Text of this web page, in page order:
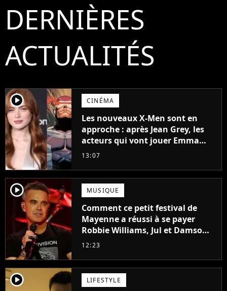
DERNIÈRES
ACTUALITÉS
player2 CINÉMA
Les nouveaux X-Men sont en
approche : après Jean Grey, les
acteurs qui vont jouer Emma
Frost et Cyclope trouvés !
13:07
player2 MUSIQUE
Comment ce petit festival de
Mayenne a réussi à se payer
Robbie Williams, Jul et Damso
cette année ?
12:23
player2 LIFESTYLE